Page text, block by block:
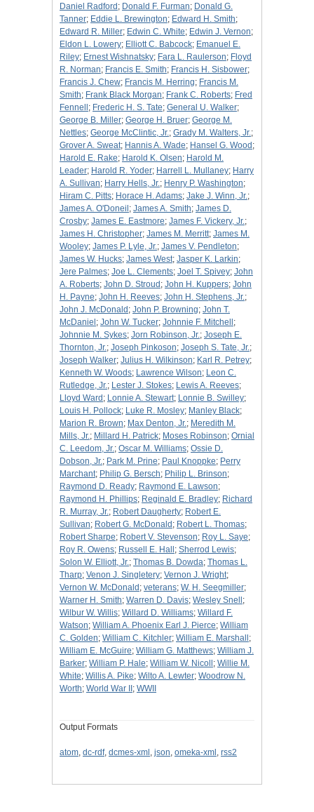
Daniel Radford ; Donald F. Furman; Donald G.
Tanner; Eddie L. Brewington; Edward H. Smith;
Edward R. Miller; Edwin C. White; Edwin J. Vernon;
Eldon L. Lowery; Elliott C. Babcock; Emanuel E.
Riley; Ernest Wishnatsky; Fara L. Raulerson; Floyd
R. Norman; Francis E. Smith; Francis H. Sisbower;
Francis J. Chew; Francis M. Herring; Francis M.
Smith; Frank Black Morgan; Frank C. Roberts; Fred
Fennell ; Frederic H. S. Tate; General U. Walker;
George B. Miller; George H. Bruer; George M.
Nettles; George McClintic, Jr.; Grady M. Walters, Jr.;
Grover A. Sweat; Hannis A. Wade; Hansel G. Wood ;
Harold E. Rake; Harold K. Olsen; Harold M.
Leader; Harold R. Yoder; Harrell L. Mullaney; Harry
A. Sullivan; Harry Hells, Jr.; Henry P. Washington;
Hiram C. Pitts; Horace H. Adams; Jake J. Winn, Jr.;
James A. O'Doneil ; James A. Smith; James D.
Crosby; James E. Eastmore; James F. Vickery, Jr.;
James H. Christopher; James M. Merritt; James M.
Wooley; James P. Lyle, Jr.; James V. Pendleton;
James W. Hucks; James West; Jasper K. Larkin;
Jere Palmes; Joe L. Clements; Joel T. Spivey; John
A. Roberts; John D. Stroud ; John H. Kuppers; John
H. Payne; John H. Reeves; John H. Stephens, Jr.;
John J. McDonald ; John P. Browning; John T.
McDaniel ; John W. Tucker; Johnnie F. Mitchell ;
Johnnie M. Sykes; Jorn Robinson, Jr.; Joseph E.
Thornton, Jr.; Joseph Pinkoson; Joseph S. Tate, Jr.;
Joseph Walker; Julius H. Wilkinson; Karl R. Petrey;
Kenneth W. Woods; Lawrence Wilson; Leon C.
Rutledge, Jr.; Lester J. Stokes; Lewis A. Reeves;
Lloyd Ward ; Lonnie A. Stewart; Lonnie B. Swilley;
Louis H. Pollock; Luke R. Mosley; Manley Black;
Marion R. Brown; Max Denton, Jr.; Meredith M.
Mills, Jr.; Millard H. Patrick; Moses Robinson; Ornial
C. Leedom, Jr.; Oscar M. Williams; Ossie D.
Dobson, Jr.; Park M. Prine; Paul Knoppke; Perry
Marchant; Philip G. Bersch; Philip L. Brinson;
Raymond D. Ready; Raymond E. Lawson;
Raymond H. Phillips; Reginald E. Bradley; Richard
R. Murray, Jr.; Robert Daugherty; Robert E.
Sullivan; Robert G. McDonald ; Robert L. Thomas;
Robert Sharpe; Robert V. Stevenson; Roy L. Saye;
Roy R. Owens; Russell E. Hall ; Sherrod Lewis;
Solon W. Elliott, Jr.; Thomas B. Dowda; Thomas L.
Tharp; Venon J. Singletery; Vernon J. Wright;
Vernon W. McDonald ; veterans; W. H. Seegmiller;
Warner H. Smith; Warren D. Davis; Wesley Snell ;
Wilbur W. Willis; Willard D. Williams; Willard F.
Watson; William A. Phoenix Earl J. Pierce; William
C. Golden; William C. Kitchler; William E. Marshall ;
William E. McGuire; William G. Matthews; William J.
Barker; William P. Hale; William W. Nicoll ; Willie M.
White; Willis A. Pike; Wilto A. Lewter; Woodrow N.
Worth; World War II ; WWII
Output Formats
atom, dc-rdf, dcmes-xml , json, omeka-xml , rss2